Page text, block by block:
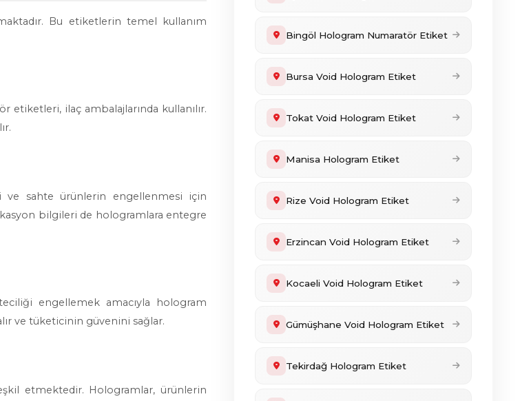
Bu etiketlerin temel kullanım
etiketleri, ilaç ambalajlarında kullanılır.
ve sahte ürünlerin engellenmesi için
bilgileri de hologramlara entegre
engellemek amacıyla hologram
ve tüketicinin güvenini sağlar.
etmektedir. Hologramlar, ürünlerin
Bingöl Hologram Numaratör Etiket
Bursa Void Hologram Etiket
Tokat Void Hologram Etiket
Manisa Hologram Etiket
Rize Void Hologram Etiket
Erzincan Void Hologram Etiket
Kocaeli Void Hologram Etiket
Gümüşhane Void Hologram Etiket
Tekirdağ Hologram Etiket